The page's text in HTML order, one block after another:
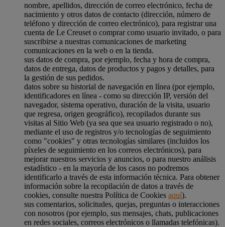
nombre, apellidos, dirección de correo electrónico, fecha de
nacimiento y otros datos de contacto (dirección, número de
teléfono y dirección de correo electrónico), para registrar una
cuenta de Le Creuset o comprar como usuario invitado, o para
suscribirse a nuestras comunicaciones de marketing
comunicaciones en la web o en la tienda.
sus datos de compra, por ejemplo, fecha y hora de compra,
datos de entrega, datos de productos y pagos y detalles, para
la gestión de sus pedidos.
datos sobre su historial de navegación en línea (por ejemplo,
identificadores en línea - como su dirección IP, versión del
navegador, sistema operativo, duración de la visita, usuario
que regresa, origen geográfico), recopilados durante sus
visitas al Sitio Web (ya sea que sea usuario registrado o no),
mediante el uso de registros y/o tecnologías de seguimiento
como "cookies" y otras tecnologías similares (incluidos los
píxeles de seguimiento en los correos electrónicos), para
mejorar nuestros servicios y anuncios, o para nuestro análisis
estadístico - en la mayoría de los casos no podremos
identificarlo a través de esta información técnica. Para obtener
información sobre la recopilación de datos a través de
cookies, consulte nuestra Política de Cookies aquí).
sus comentarios, solicitudes, quejas, preguntas o interacciones
con nosotros (por ejemplo, sus mensajes, chats, publicaciones
en redes sociales, correos electrónicos o llamadas telefónicas).